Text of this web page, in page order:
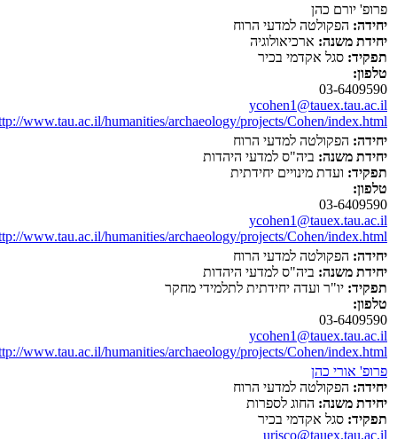
פרופ' יורם כהן
יחידה: הפקולטה למדעי הרוח
יחידת משנה: ארכיאולוגיה
תפקיד: סגל אקדמי בכיר
טלפון:
03-6409590
ycohen1@tauex.tau.ac.il
www.tau.ac.il/humanities/archaeology/projects/Cohen/index.html
יחידה: הפקולטה למדעי הרוח
יחידת משנה: ביה"ס למדעי היהדות
תפקיד: ועדת מינויים יחידתית
טלפון:
03-6409590
ycohen1@tauex.tau.ac.il
www.tau.ac.il/humanities/archaeology/projects/Cohen/index.html
יחידה: הפקולטה למדעי הרוח
יחידת משנה: ביה"ס למדעי היהדות
תפקיד: יו"ר ועדה יחידתית לתלמידי מחקר
טלפון:
03-6409590
ycohen1@tauex.tau.ac.il
www.tau.ac.il/humanities/archaeology/projects/Cohen/index.html
פרופ' אורי כהן
יחידה: הפקולטה למדעי הרוח
יחידת משנה: החוג לספרות
תפקיד: סגל אקדמי בכיר
urisco@tauex.tau.ac.il